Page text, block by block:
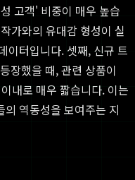
고객' 비중이 매우 높습
가와의 유대감 형성이 실
이터입니다. 셋째, 신규 트
장했을 때, 관련 상품이
내로 매우 짧습니다. 이는
역동성을 보여주는 지